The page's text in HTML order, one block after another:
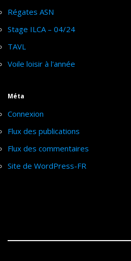
Régates ASN
Stage ILCA – 04/24
TAVL
Voile loisir à l'année
Méta
Connexion
Flux des publications
Flux des commentaires
Site de WordPress-FR